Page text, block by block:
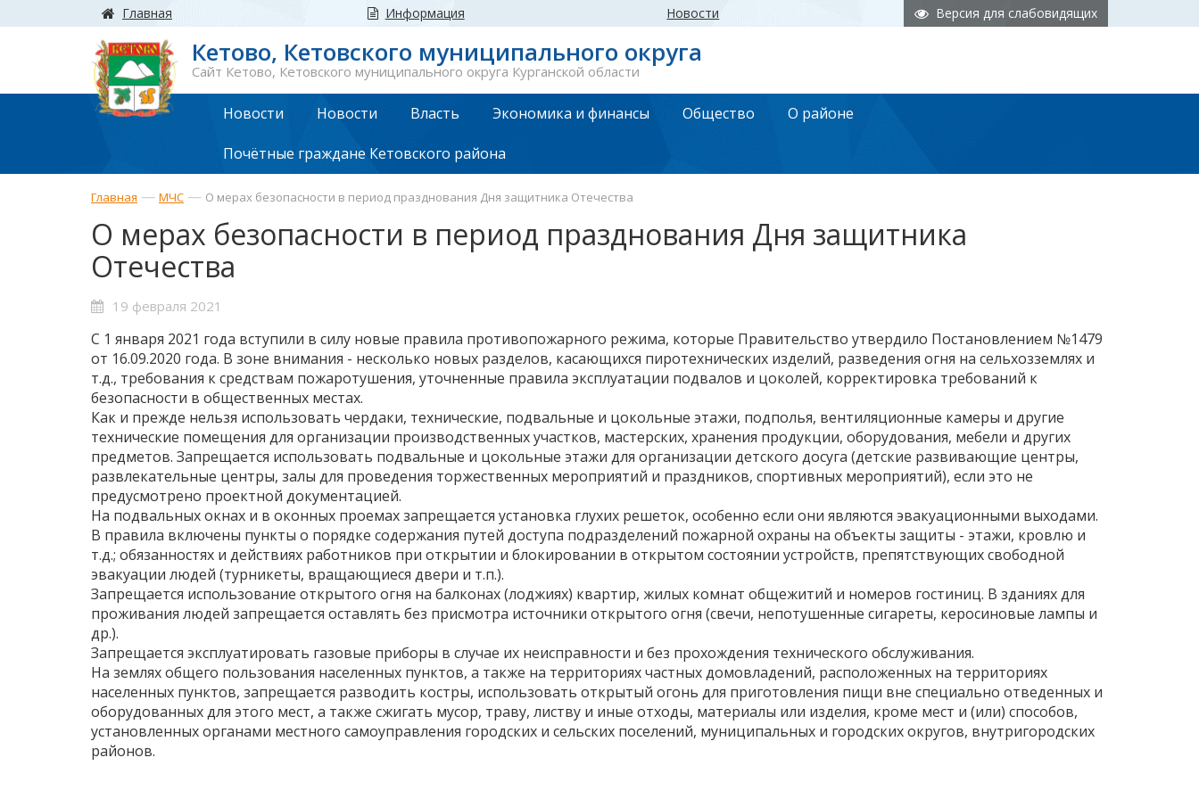
Главная Информация Новости Версия для слабовидящих
Кетово, Кетовского муниципального округа
Сайт Кетово, Кетовского муниципального округа Курганской области
Новости Новости Власть Экономика и финансы Общество О районе
Почётные граждане Кетовского района
Главная — МЧС — О мерах безопасности в период празднования Дня защитника Отечества
О мерах безопасности в период празднования Дня защитника
Отечества
19 февраля 2021
С 1 января 2021 года вступили в силу новые правила противопожарного режима, которые Правительство утвердило Постановлением №1479
от 16.09.2020 года. В зоне внимания - несколько новых разделов, касающихся пиротехнических изделий, разведения огня на сельхозземлях и
т.д., требования к средствам пожаротушения, уточненные правила эксплуатации подвалов и цоколей, корректировка требований к
безопасности в общественных местах.
Как и прежде нельзя использовать чердаки, технические, подвальные и цокольные этажи, подполья, вентиляционные камеры и другие
технические помещения для организации производственных участков, мастерских, хранения продукции, оборудования, мебели и других
предметов. Запрещается использовать подвальные и цокольные этажи для организации детского досуга (детские развивающие центры,
развлекательные центры, залы для проведения торжественных мероприятий и праздников, спортивных мероприятий), если это не
предусмотрено проектной документацией.
На подвальных окнах и в оконных проемах запрещается установка глухих решеток, особенно если они являются эвакуационными выходами.
В правила включены пункты о порядке содержания путей доступа подразделений пожарной охраны на объекты защиты - этажи, кровлю и
т.д.; обязанностях и действиях работников при открытии и блокировании в открытом состоянии устройств, препятствующих свободной
эвакуации людей (турникеты, вращающиеся двери и т.п.).
Запрещается использование открытого огня на балконах (лоджиях) квартир, жилых комнат общежитий и номеров гостиниц. В зданиях для
проживания людей запрещается оставлять без присмотра источники открытого огня (свечи, непотушенные сигареты, керосиновые лампы и
др.).
Запрещается эксплуатировать газовые приборы в случае их неисправности и без прохождения технического обслуживания.
На землях общего пользования населенных пунктов, а также на территориях частных домовладений, расположенных на территориях
населенных пунктов, запрещается разводить костры, использовать открытый огонь для приготовления пищи вне специально отведенных и
оборудованных для этого мест, а также сжигать мусор, траву, листву и иные отходы, материалы или изделия, кроме мест и (или) способов,
установленных органами местного самоуправления городских и сельских поселений, муниципальных и городских округов, внутригородских
районов.